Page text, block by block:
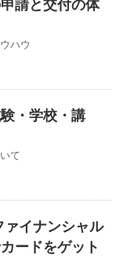
請と交付の体
ハウ
・学校・講
て
ァイナンシャル
ードをゲット